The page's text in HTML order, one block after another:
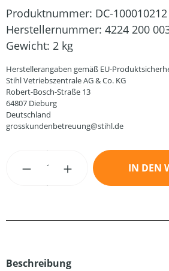
Produktnummer: DC-100010212
Herstellernummer: 4224 200
Gewicht: 2 kg
Herstellerangaben gemäß EU-
Stihl Vetriebszentrale AG & Co. KG
Robert-Bosch-Straße 13
64807 Dieburg
Deutschland
grosskundenbetreuung@stihl.de
Produkt Anzahl: Gib
IN DEN
Beschreibung